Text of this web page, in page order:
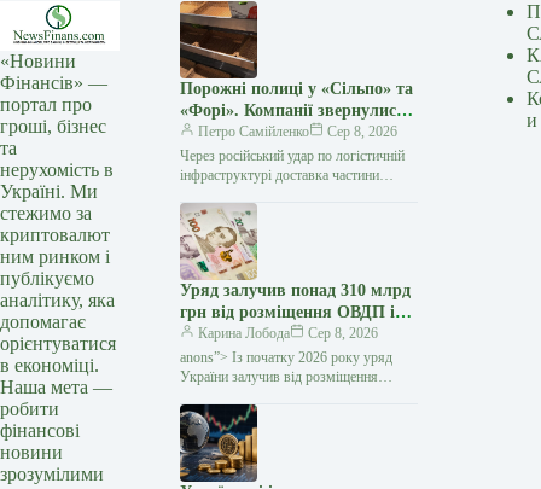
«Новини
Фінансів» —
портал про
гроші, бізнес
та
нерухомість в
Україні. Ми
стежимо за
криптовалют
ним ринком і
публікуємо
аналітику, яка
допомагає
орієнтуватися
в економіці.
Наша мета —
робити
фінансові
новини
зрозумілими
Порожні полиці у «Сільпо» та
«Форі». Компанії звернулися
до українців
Петро Самійленко
Сер 8, 2026
Через російський удар по логістичній
інфраструктурі доставка частини
більше часу У супермаркетах «Сільпо»
та «Фора»,…
Уряд залучив понад 310 млрд
грн від розміщення ОВДП із
початку року — Мінфін
Карина Лобода
Сер 8, 2026
anons”> Із початку 2026 року уряд
України залучив від розміщення
державної позики (ОВДП) понад 310
млрд грн…
и